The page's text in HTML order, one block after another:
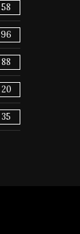
58
96
88
20
35